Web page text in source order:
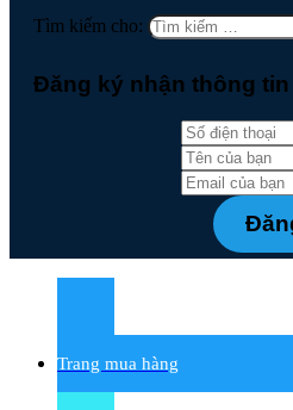
Tìm kiếm cho:
Đăng ký nhận thông tin
Trang mua hàng